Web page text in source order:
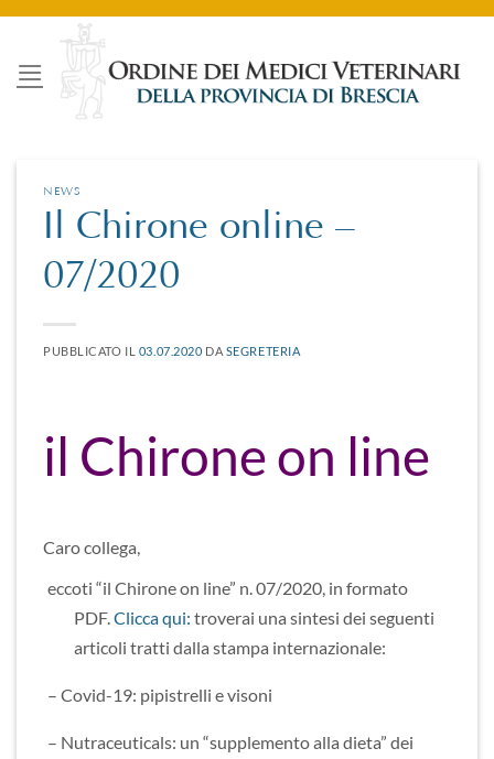
Salta
contenuti
NEWS
Il Chirone online –
07/2020
PUBBLICATO IL 03.07.2020 DA SEGRETERIA
il Chirone on line
Caro collega,
eccoti “il Chirone on line” n. 07/2020, in formato
PDF. Clicca qui: troverai una sintesi dei seguenti
articoli tratti dalla stampa internazionale:
– Covid-19: pipistrelli e visoni
– Nutraceuticals: un “supplemento alla dieta” dei